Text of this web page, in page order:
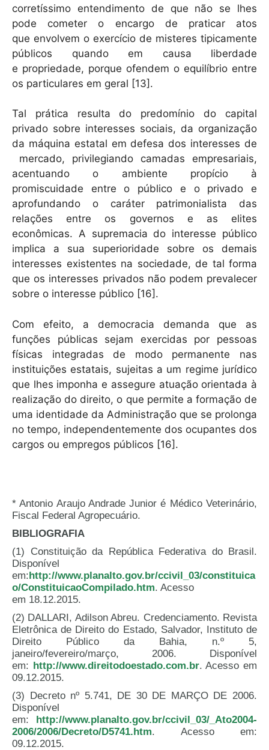
corretíssimo entendimento de que não se lhes
pode cometer o encargo de praticar atos
que envolvem o exercício de misteres tipicamente
públicos quando em causa liberdade
e propriedade, porque ofendem o equilíbrio entre
os particulares em geral [13].
Tal prática resulta do predomínio do capital
privado sobre interesses sociais, da organização
da máquina estatal em defesa dos interesses de
mercado, privilegiando camadas empresariais,
acentuando o ambiente propício à
promiscuidade entre o público e o privado e
aprofundando o caráter patrimonialista das
relações entre os governos e as elites
econômicas. A supremacia do interesse público
implica a sua superioridade sobre os demais
interesses existentes na sociedade, de tal forma
que os interesses privados não podem prevalecer
sobre o interesse público [16].
Com efeito, a democracia demanda que as
funções públicas sejam exercidas por pessoas
físicas integradas de modo permanente nas
instituições estatais, sujeitas a um regime jurídico
que lhes imponha e assegure atuação orientada à
realização do direito, o que permite a formação de
uma identidade da Administração que se prolonga
no tempo, independentemente dos ocupantes dos
cargos ou empregos públicos [16].
* Antonio Araujo Andrade Junior é Médico Veterinário,
Fiscal Federal Agropecuário.
BIBLIOGRAFIA
(1) Constituição da República Federativa do Brasil.
Disponível
em:http://www.planalto.gov.br/ccivil_03/constituica
o/ConstituicaoCompilado.htm. Acesso
em 18.12.2015.
(2) DALLARI, Adilson Abreu. Credenciamento. Revista
Eletrônica de Direito do Estado, Salvador, Instituto de
Direito Público da Bahia, n.º 5,
janeiro/fevereiro/março, 2006. Disponível
em: http://www.direitodoestado.com.br. Acesso em
09.12.2015.
(3) Decreto nº 5.741, DE 30 DE MARÇO DE 2006.
Disponível
em: http://www.planalto.gov.br/ccivil_03/_Ato2004-
2006/2006/Decreto/D5741.htm. Acesso em:
09.12.2015.